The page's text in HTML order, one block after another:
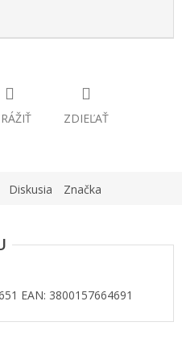
ZDIEĽAŤ
Diskusia Značka
EAN: 3800157664691